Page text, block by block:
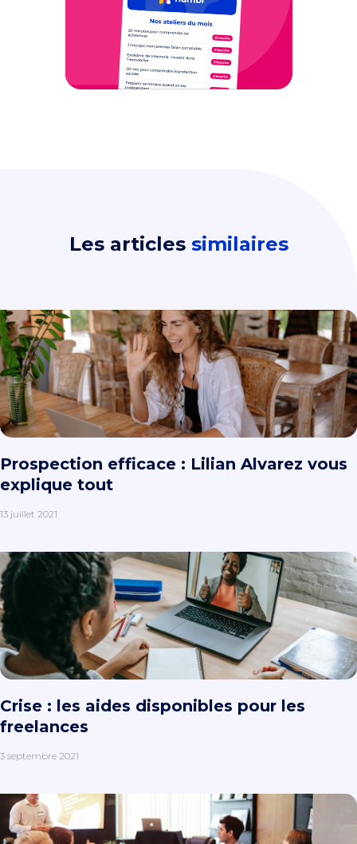
Les articles similaires
Prospection efficace : Lilian Alvarez vous
explique tout
13 juillet 2021
Crise : les aides disponibles pour les
freelances
3 septembre 2021